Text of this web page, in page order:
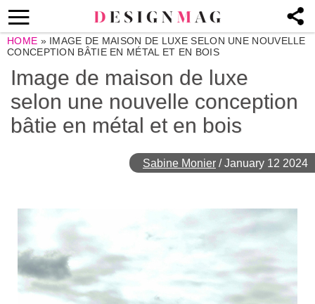
HOME » IMAGE DE MAISON DE LUXE SELON UNE NOUVELLE
CONCEPTION BÂTIE EN MÉTAL ET EN BOIS
Image de maison de luxe
selon une nouvelle conception
bâtie en métal et en bois
Sabine Monier /January 12 2024